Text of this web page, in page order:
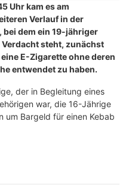
Uhr kam es am
Verlauf in der
bei dem ein 19-jähriger
steht, zunächst
E-Zigarette ohne deren
entwendet zu haben.
der in Begleitung eines
war, die 16-Jährige
um Bargeld für einen Kebab